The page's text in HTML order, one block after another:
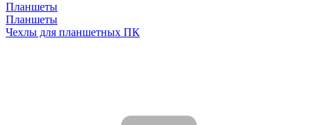
Планшеты
Планшеты
Чехлы для планшетных ПК